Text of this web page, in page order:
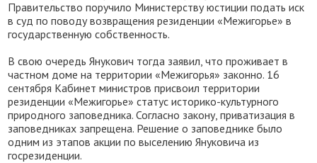
Правительство поручило Министерству юстиции подать иск
в суд по поводу возвращения резиденции «Межигорье» в
государственную собственность.
В свою очередь Янукович тогда заявил, что проживает в
частном доме на территории «Межигорья» законно. 16
сентября Кабинет министров присвоил территории
резиденции «Межигорье» статус историко-культурного
природного заповедника. Согласно закону, приватизация в
заповедниках запрещена. Решение о заповеднике было
одним из этапов акции по выселению Януковича из
госрезиденции.